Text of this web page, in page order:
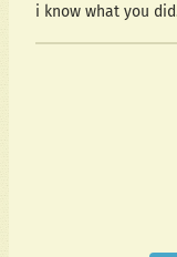
i know what you